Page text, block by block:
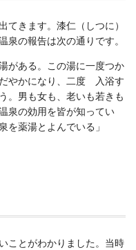
きます。漆仁（しつに）
泉の報告は次の通りです。
がある。この湯に一度つか
やかになり、二度 入浴す
。男も女も、老いも若きも
泉の効用を皆が知ってい
を薬湯とよんでいる」
ことがわかりました。当時